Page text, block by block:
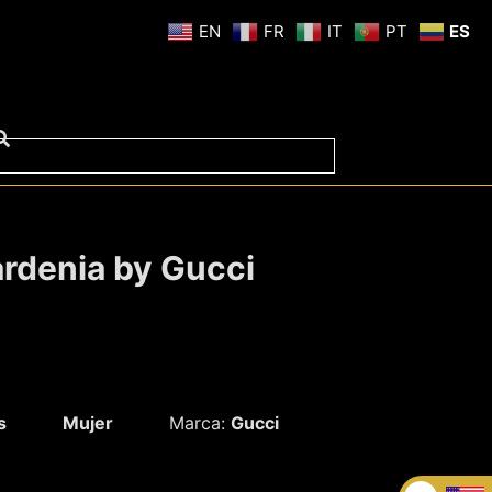
by Gucci
Mujer Marca: Gucci
EN FR IT PT ES